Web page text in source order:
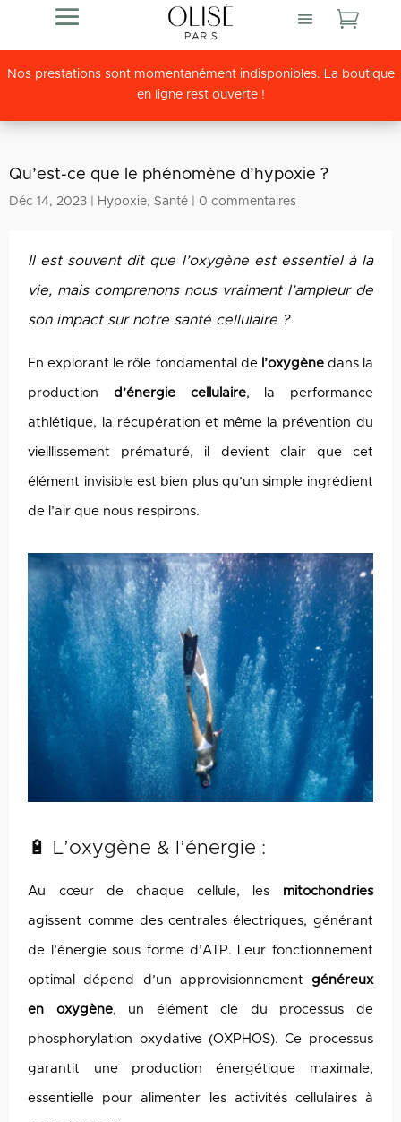

Nos prestations sont momentanément indisponibles. La boutique
en ligne rest ouverte !
Qu’est-ce que le phénomène d’hypoxie ?
Déc 14, 2023 Hypoxie, Santé 0 commentaires
Il est souvent dit que l’oxygène est essentiel à la
vie, mais comprenons nous vraiment l’ampleur de
son impact sur notre santé cellulaire ?
En explorant le rôle fondamental de l’oxygène dans la
production d’énergie cellulaire, la performance
athlétique, la récupération et même la prévention du
vieillissement prématuré, il devient clair que cet
élément invisible est bien plus qu’un simple ingrédient
de l’air que nous respirons.
🔋 L’oxygène & l’énergie :
Au cœur de chaque cellule, les mitochondries
agissent comme des centrales électriques, générant
de l’énergie sous forme d’ATP. Leur fonctionnement
optimal dépend d’un approvisionnement généreux
en oxygène, un élément clé du processus de
phosphorylation oxydative (OXPHOS). Ce processus
garantit une production énergétique maximale,
essentielle pour alimenter les activités cellulaires à